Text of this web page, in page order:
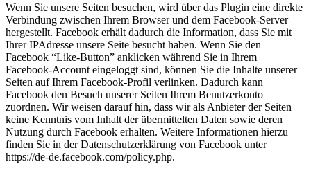
Wenn Sie unsere Seiten besuchen, wird über das Plugin eine direkte
Verbindung zwischen Ihrem Browser und dem Facebook-Server
hergestellt. Facebook erhält dadurch die Information, dass Sie mit
Ihrer IPAdresse unsere Seite besucht haben. Wenn Sie den
Facebook “Like-Button” anklicken während Sie in Ihrem
Facebook-Account eingeloggt sind, können Sie die Inhalte unserer
Seiten auf Ihrem Facebook-Profil verlinken. Dadurch kann
Facebook den Besuch unserer Seiten Ihrem Benutzerkonto
zuordnen. Wir weisen darauf hin, dass wir als Anbieter der Seiten
keine Kenntnis vom Inhalt der übermittelten Daten sowie deren
Nutzung durch Facebook erhalten. Weitere Informationen hierzu
finden Sie in der Datenschutzerklärung von Facebook unter
https://de-de.facebook.com/policy.php.